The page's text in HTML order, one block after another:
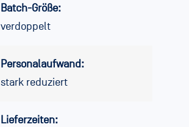
Batch-Größe:
verdoppelt
Personalaufwand:
stark reduziert
Lieferzeiten: